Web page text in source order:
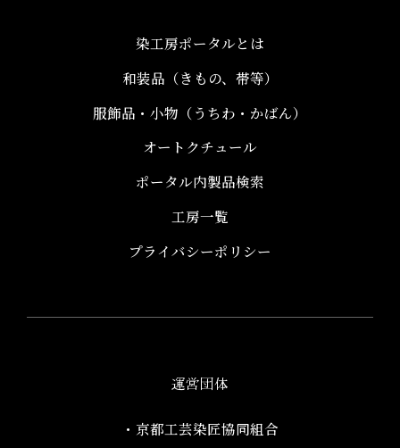
染工房ポータルとは
和装品（きもの、帯等）​
服飾品・小物​（うちわ・かばん）
オートクチュール
ポータル内製品検索
工房一覧
プライバシーポリシー
運営団体
・京都工芸染匠協同組合​